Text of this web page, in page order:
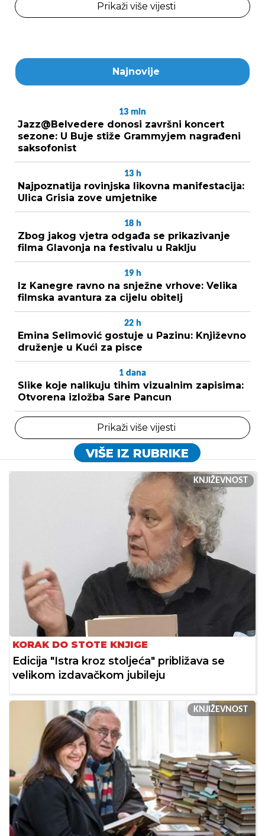
Prikaži više vijesti
Najnovije
13 min
Jazz@Belvedere donosi završni koncert
sezone: U Buje stiže Grammyjem nagrađeni
saksofonist
13 h
Najpoznatija rovinjska likovna manifestacija:
Ulica Grisia zove umjetnike
18 h
Zbog jakog vjetra odgađa se prikazivanje
filma Glavonja na festivalu u Raklju
19 h
Iz Kanegre ravno na snježne vrhove: Velika
filmska avantura za cijelu obitelj
22 h
Emina Selimović gostuje u Pazinu: Književno
druženje u Kući za pisce
1 dana
Slike koje nalikuju tihim vizualnim zapisima:
Otvorena izložba Sare Pancun
Prikaži više vijesti
VIŠE IZ RUBRIKE
KNJIŽEVNOST
KORAK DO STOTE KNJIGE
Edicija "Istra kroz stoljeća" približava se
velikom izdavačkom jubileju
KNJIŽEVNOST